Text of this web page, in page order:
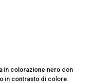
in colorazione nero con
in contrasto di colore.